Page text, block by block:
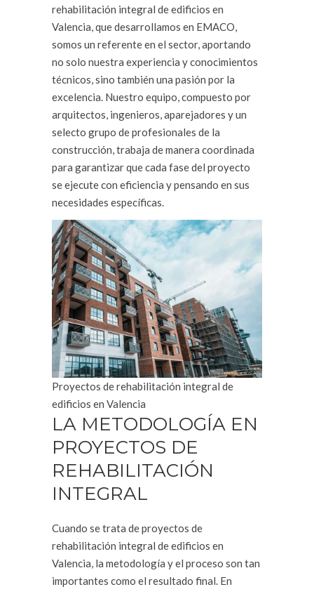
rehabilitación integral de edificios en
Valencia, que desarrollamos en EMACO,
somos un referente en el sector, aportando
no solo nuestra experiencia y conocimientos
técnicos, sino también una pasión por la
excelencia. Nuestro equipo, compuesto por
arquitectos, ingenieros, aparejadores y un
selecto grupo de profesionales de la
construcción, trabaja de manera coordinada
para garantizar que cada fase del proyecto
se ejecute con eficiencia y pensando en sus
necesidades específicas.
Proyectos de rehabilitación integral de
edificios en Valencia
LA METODOLOGÍA EN
PROYECTOS DE
REHABILITACIÓN
INTEGRAL
Cuando se trata de proyectos de
rehabilitación integral de edificios en
Valencia, la metodología y el proceso son tan
importantes como el resultado final. En